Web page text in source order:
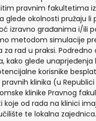
pravnim fakultetima
glede okolnosti pružaju
izravno građanima i/ili
metodom simulacije
za rad u praksi.
kako glede
korisnike
klinika (u
klinike Pravnog
koje od rada na klinici
te lokalna zajednica.